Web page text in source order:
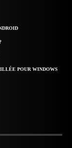
POUR WINDOWS